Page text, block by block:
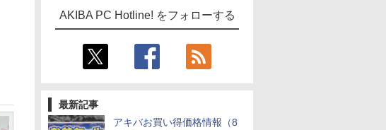
AKIBA PC Hotline! をフォローする
最新記事
アキバお買い得価格情報（8